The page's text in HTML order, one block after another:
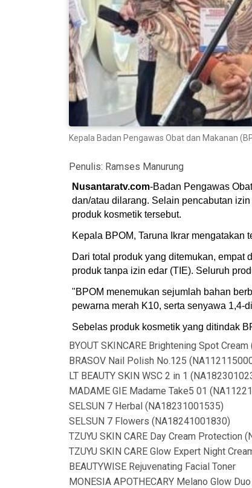
Kepala Badan Pengawas Obat dan Makanan
Penulis: Ramses Manurung
Nusantaratv.com-Badan Pengawas
dan/atau dilarang. Selain pencabutan
produk kosmetik tersebut.
Kepala BPOM, Taruna Ikrar
Dari total produk yang ditemukan, empat
produk tanpa izin edar (TIE). Seluruh
"BPOM menemukan sejumlah bahan
pewarna merah K10, serta senyawa 1,4-
Sebelas produk kosmetik yang ditindak
BYOUT SKINCARE Brightening Spot
BRASOV Nail Polish No.125
LT BEAUTY SKIN WSC 2 in 1
MADAME GIE Madame Take5 01
SELSUN 7 Herbal (NA18231001535)
SELSUN 7 Flowers (NA18241001830)
TZUYU SKIN CARE Day Cream Protection
TZUYU SKIN CARE Glow Expert Night
BEAUTYWISE Rejuvenating Facial Toner
MONESIA APOTHECARY Melano Glow